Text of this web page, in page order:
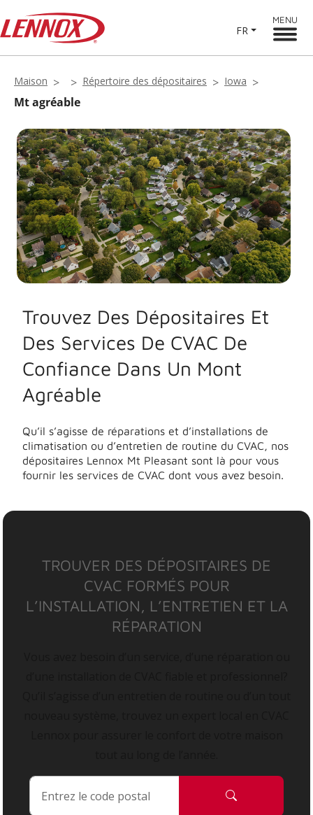
FR
MENU
Maison Répertoire des dépositaires Iowa
Mt agréable
Trouvez Des Dépositaires Et
Des Services De CVAC De
Confiance Dans Un Mont
Agréable
Qu’il s’agisse de réparations et d’installations de
climatisation ou d’entretien de routine du CVAC, nos
dépositaires Lennox Mt Pleasant sont là pour vous
fournir les services de CVAC dont vous avez besoin.
TROUVER DES DÉPOSITAIRES DE
CVAC FORMÉS POUR
L’INSTALLATION, L’ENTRETIEN ET LA
RÉPARATION